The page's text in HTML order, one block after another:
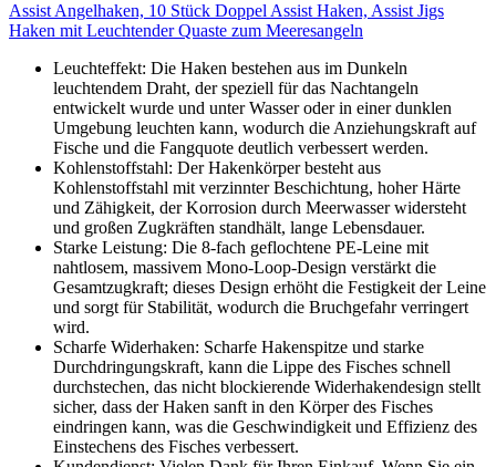
Assist Angelhaken, 10 Stück Doppel Assist Haken, Assist Jigs
Haken mit Leuchtender Quaste zum Meeresangeln
Leuchteffekt: Die Haken bestehen aus im Dunkeln
leuchtendem Draht, der speziell für das Nachtangeln
entwickelt wurde und unter Wasser oder in einer dunklen
Umgebung leuchten kann, wodurch die Anziehungskraft auf
Fische und die Fangquote deutlich verbessert werden.
Kohlenstoffstahl: Der Hakenkörper besteht aus
Kohlenstoffstahl mit verzinnter Beschichtung, hoher Härte
und Zähigkeit, der Korrosion durch Meerwasser widersteht
und großen Zugkräften standhält, lange Lebensdauer.
Starke Leistung: Die 8-fach geflochtene PE-Leine mit
nahtlosem, massivem Mono-Loop-Design verstärkt die
Gesamtzugkraft; dieses Design erhöht die Festigkeit der Leine
und sorgt für Stabilität, wodurch die Bruchgefahr verringert
wird.
Scharfe Widerhaken: Scharfe Hakenspitze und starke
Durchdringungskraft, kann die Lippe des Fisches schnell
durchstechen, das nicht blockierende Widerhakendesign stellt
sicher, dass der Haken sanft in den Körper des Fisches
eindringen kann, was die Geschwindigkeit und Effizienz des
Einstechens des Fisches verbessert.